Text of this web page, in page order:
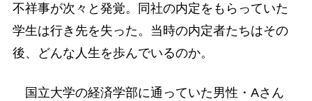
不祥事が次々と発覚。同社の内定をもらっていた
学生は行き先を失った。当時の内定者たちはその
後、どんな人生を歩んでいるのか。
国立大学の経済学部に通っていた男性・Aさん